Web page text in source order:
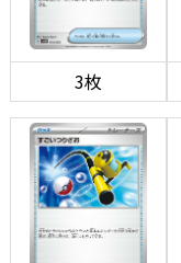
3枚